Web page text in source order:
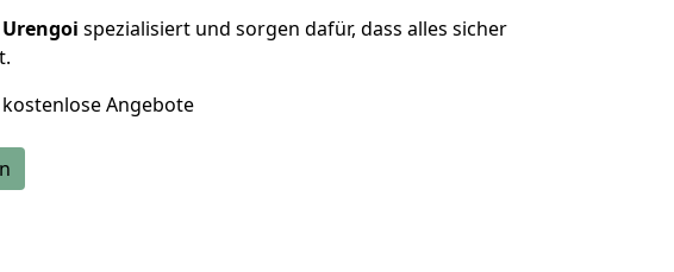
spezialisiert und sorgen dafür, dass alles sicher
Angebote